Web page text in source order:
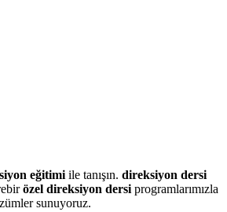
eğitimi ile tanışın. direksiyon dersi
özel direksiyon dersi programlarımızla
sunuyoruz.